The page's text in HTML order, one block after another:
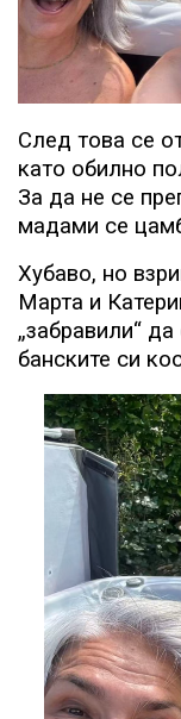
След това се
като обилно
За да не се
мадами се
Хубаво, но
Марта и
„забравили“
банските си